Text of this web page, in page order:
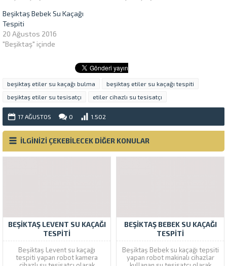
Beşiktaş Bebek Su Kaçağı
Tespiti
20 Ağustos 2016
"Beşiktaş" içinde
beşiktaş etiler su kaçağı bulma
beşiktaş etiler su kaçağı tespiti
beşiktaş etiler su tesisatçı
etiler cihazlı su tesisatçı
17 AĞUSTOS 0 1.502
İLGİNİZİ ÇEKEBİLECEK DİĞER KONULAR
BEŞIKTAŞ LEVENT SU KAÇAĞI
TESPITI
Beşiktaş Levent su kaçağı
tespiti yapan robot kamera
BEŞIKTAŞ BEBEK SU KAÇAĞI
TESPITI
Beşiktaş Bebek su kaçağı tepsiti
yapan robot makinalı cihazlar